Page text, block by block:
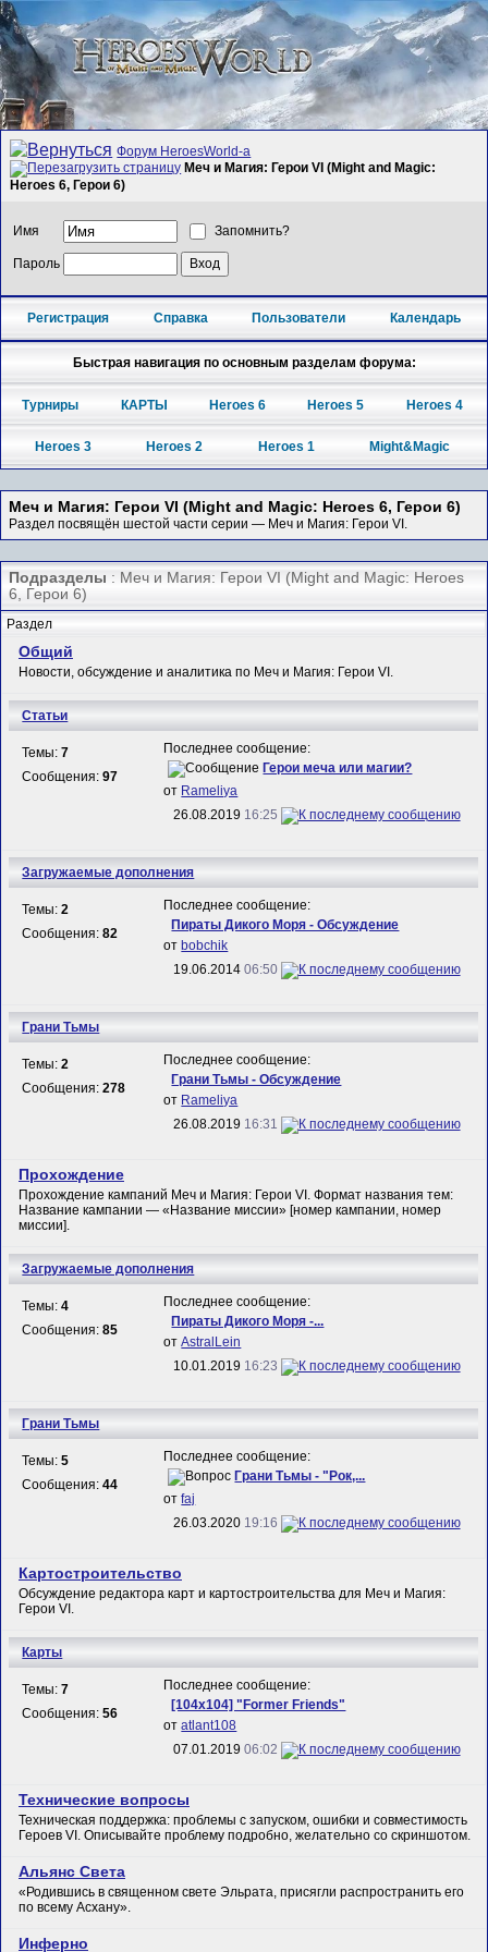
Форум HeroesWorld-а
Меч и Магия: Герои VI (Might and Magic:
Heroes 6, Герои 6)
Имя Запомнить?
Пароль
Регистрация Справка Пользователи Календарь
Быстрая навигация по основным разделам форума:
Турниры КАРТЫ Heroes 6 Heroes 5 Heroes 4
Heroes 3 Heroes 2 Heroes 1 Might&Magic
Меч и Магия: Герои VI (Might and Magic: Heroes 6, Герои 6)
Раздел посвящён шестой части серии — Меч и Магия: Герои VI.
Подразделы : Меч и Магия: Герои VI (Might and Magic: Heroes
6, Герои 6)
Раздел
Общий
Новости, обсуждение и аналитика по Меч и Магия: Герои VI.
Статьи
Темы:7
Сообщения:97
Последнее сообщение:
Герои меча или магии?
от Rameliya
26.08.2019 16:25
Загружаемые дополнения
Темы:2
Сообщения:82
Последнее сообщение:
Пираты Дикого Моря - Обсуждение
отbobchik
19.06.2014 06:50
Грани Тьмы
Темы:2
Сообщения:278
Последнее сообщение:
Грани Тьмы - Обсуждение
от Rameliya
26.08.2019 16:31
Прохождение
Прохождение кампаний Меч и Магия: Герои VI. Формат названия тем:
Название кампании — «Название миссии» [номер кампании, номер
миссии].
Загружаемые дополнения
Темы:4
Сообщения:85
Последнее сообщение:
Пираты Дикого Моря -...
отAstralLein
10.01.2019 16:23
Грани Тьмы
Темы:5
Сообщения:44
Последнее сообщение:
Грани Тьмы - "Рок,...
отfaj
26.03.2020 19:16
Картостроительство
Обсуждение редактора карт и картостроительства для Меч и Магия:
Герои VI.
Карты
Темы:7
Сообщения:56
Последнее сообщение:
[104х104] "Former Friends"
отatlant108
07.01.2019 06:02
Технические вопросы
Техническая поддержка: проблемы с запуском, ошибки и совместимость
Героев VI. Описывайте проблему подробно, желательно со скриншотом.
Альянс Света
«Родившись в священном свете Эльрата, присягли распространить его
по всему Асхану».
Инферно